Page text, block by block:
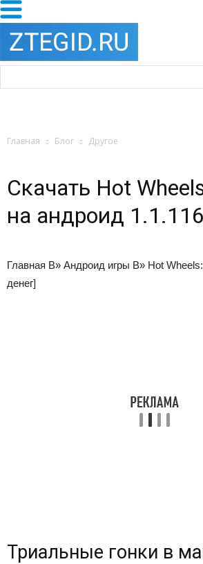
Главная Блог Другое
Скачать Hot
на андроид
Главная В» Андроид игры В» Hot
денег]
Триальные гонки в